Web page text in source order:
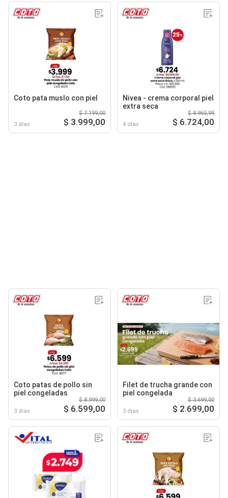
Coto pata muslo con piel
3 días
$ 7.199,00
$ 3.999,00
Nivea - crema corporal piel
extra seca
4 días
$ 8.965,99
$ 6.724,00
Coto patas de pollo sin
piel congeladas
3 días
$ 8.999,00
$ 6.599,00
Filet de trucha grande con
piel congelada
3 días
$ 3.699,00
$ 2.699,00